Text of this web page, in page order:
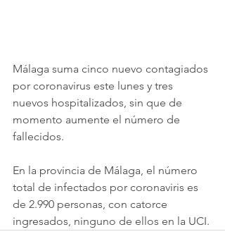
Málaga suma cinco nuevo contagiados
por coronavirus este lunes y tres
nuevos hospitalizados, sin que de
momento aumente el número de
fallecidos.
En la provincia de Málaga, el número
total de infectados por coronaviris es
de 2.990 personas, con catorce
ingresados, ninguno de ellos en la UCI.